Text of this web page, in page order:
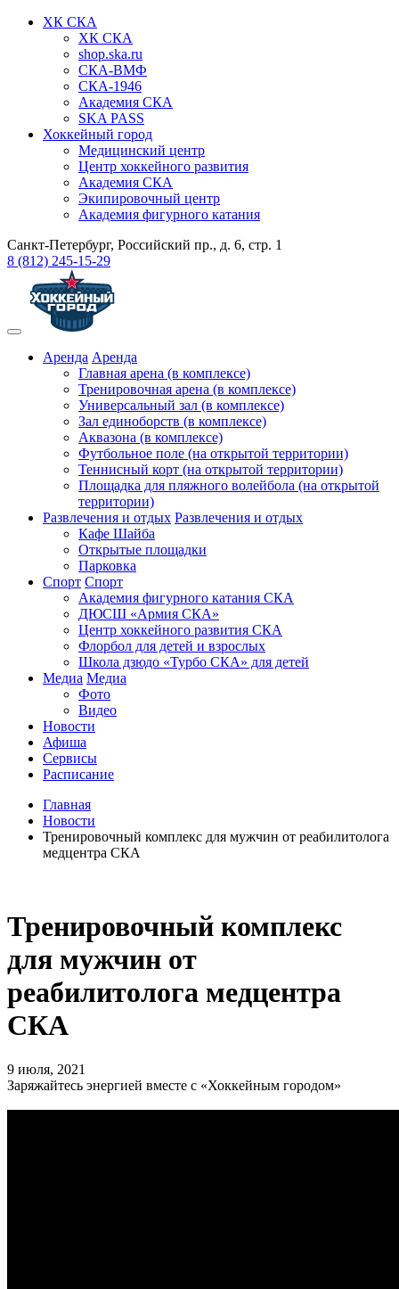
ХК СКА
ХК СКА
shop.ska.ru
СКА-ВМФ
СКА-1946
Академия СКА
SKA PASS
Хоккейный город
Медицинский центр
Центр хоккейного развития
Академия СКА
Экипировочный центр
Академия фигурного катания
Санкт-Петербург, Российский пр., д. 6, стр. 1
8 (812) 245-15-29
Аренда Аренда
Главная арена (в комплексе)
Тренировочная арена (в комплексе)
Универсальный зал (в комплексе)
Зал единоборств (в комплексе)
Аквазона (в комплексе)
Футбольное поле (на открытой территории)
Теннисный корт (на открытой территории)
Площадка для пляжного волейбола (на открытой
территории)
Развлечения и отдых Развлечения и отдых
Кафе Шайба
Открытые площадки
Парковка
Спорт Спорт
Академия фигурного катания СКА
ДЮСШ «Армия СКА»
Центр хоккейного развития СКА
Флорбол для детей и взрослых
Школа дзюдо «Турбо СКА» для детей
Медиа Медиа
Фото
Видео
Новости
Афиша
Сервисы
Расписание
Главная
Новости
Тренировочный комплекс для мужчин от реабилитолога
медцентра СКА
Тренировочный комплекс
для мужчин от
реабилитолога медцентра
СКА
9 июля, 2021
Заряжайтесь энергией вместе с «Хоккейным городом»